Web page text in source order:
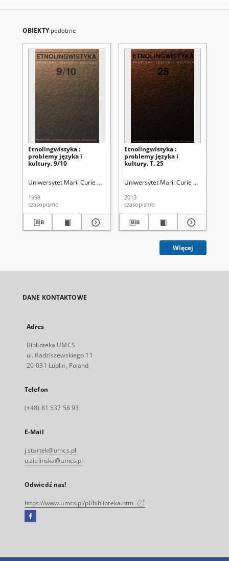
OBIEKTY podobne
Etnolingwistyka :
problemy języka i
kultury. 9/10
Uniwersytet Marii Curie Skłodowskiej (Lublin). Wydział Humanistyczny
1998
czasopismo
Etnolingwistyka :
problemy języka i
kultury. T. 25
Uniwersytet Marii Curie
2013
czasopismo
Więcej
DANE KONTAKTOWE
Adres
Biblioteka UMCS
ul. Radziszewskiego 11
20-031 Lublin, Poland
Telefon
(+48) 81 537 58 93
E-Mail
j.startek@umcs.pl
u.zielinska@umcs.pl
Odwiedź nas!
https://www.umcs.pl/pl/biblioteka.htm
Facebook
się